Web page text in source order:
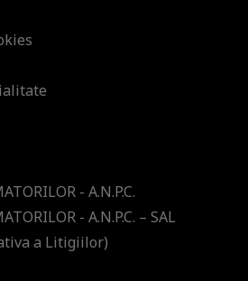
- A.N.P.C.
- A.N.P.C. – SAL
a Litigiilor)